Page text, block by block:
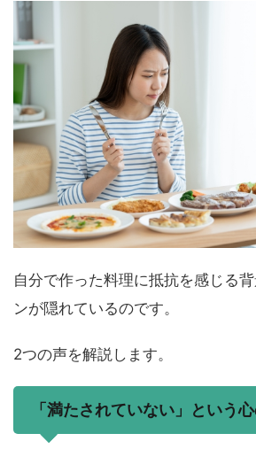
自分で作った料理に抵抗を感じる
ンが隠れているのです。
2つの声を解説します。
「満たされていない」という